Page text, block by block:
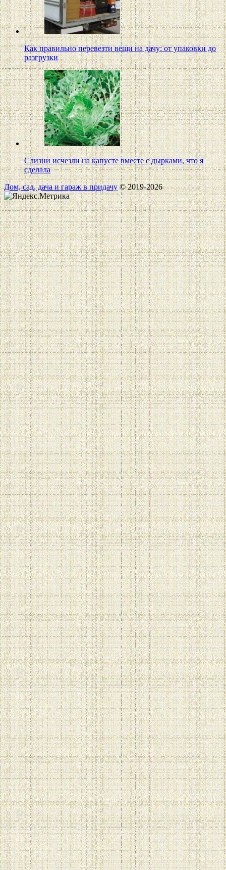
Как правильно перевезти вещи на дачу: от упаковки до
разгрузки
Слизни исчезли на капусте вместе с дырками, что я
сделала
Дом, сад, дача и гараж в придачу© 2019-2026